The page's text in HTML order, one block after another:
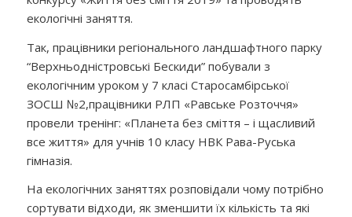
екологічні заняття.
Так, працівники регіонального ландшафтного парку
“Верхньодністровські Бескиди” побували з
екологічним уроком у 7 класі Старосамбірської
ЗОСШ №2,працівники РЛП «Равське Розточчя»
провели тренінг: «Планета без сміття – і щасливий
все життя» для учнів 10 класу НВК Рава-Руська
гімназія.
На екологічних заняттях розповідали чому потрібно
сортувати відходи, як зменшити їх кількість та які